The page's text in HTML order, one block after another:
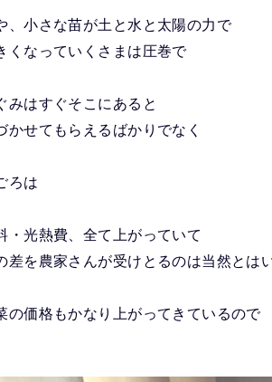
、小さな苗が土と水と太陽の力で
くなっていくさまは圧巻で
みはすぐそこにあると
かせてもらえるばかりでなく
ろは
・光熱費、全て上がっていて
差を農家さんが受けとるのは当然とは
の価格もかなり上がってきているので